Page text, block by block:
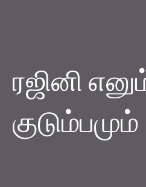
ரஜினி
குடும்பமும்